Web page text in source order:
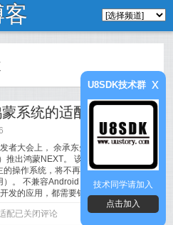
系统的适配
者大会上， 余承东先生提出华为将在明
推出鸿蒙NEXT。 该版本操作系统，是
的操作系统，将不再兼容Android（无法
）。 不兼容Android，则意味着之前针对
发的应用，都需要针对鸿蒙系...
[阅
配已关闭评论
U8SDK技术群 x
技术同学请加入
点击加入